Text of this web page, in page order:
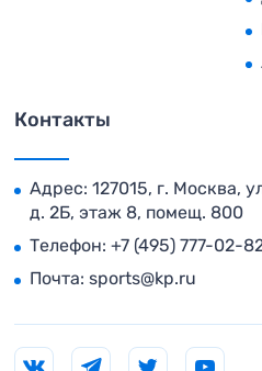
Контакты
Адрес: 127015, г. Москва,
д. 2Б, этаж 8, помещ. 800
Телефон: +7 (495) 777-02-
Почта: sports@kp.ru